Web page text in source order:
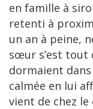
en famille à
retenti à
un an à peine,
sœur s’est tout
dormaient dans
calmée en lui
vient de chez le